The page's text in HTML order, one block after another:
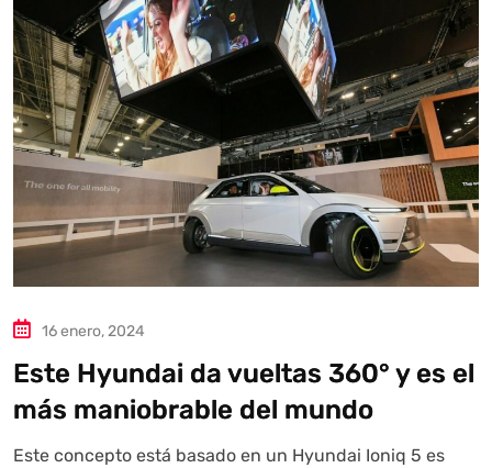
16 enero, 2024
Este Hyundai da vueltas 360° y es el
más maniobrable del mundo
Este concepto está basado en un Hyundai Ioniq 5 es